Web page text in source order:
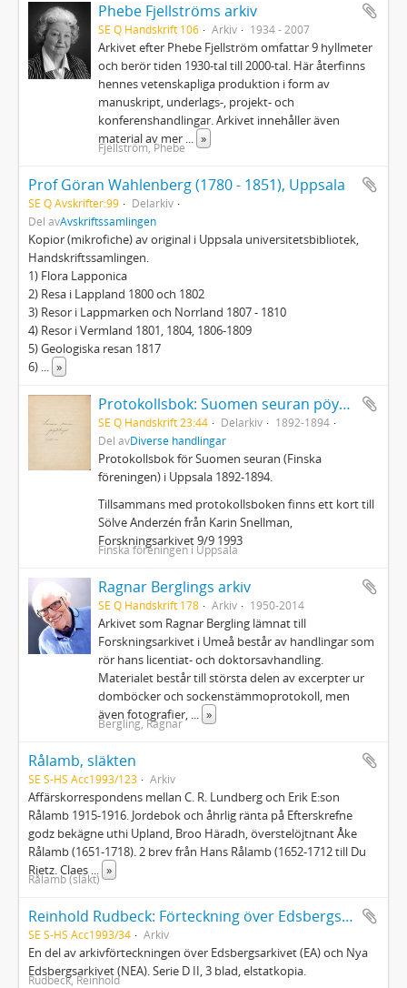
Phebe Fjellströms arkiv
SE Q Handskrift 106 Arkiv 1934 - 2007
Arkivet efter Phebe Fjellström omfattar 9 hyllmeter
och berör tiden 1930‐tal till 2000‐tal. Här återfinns
hennes vetenskapliga produktion i form av
manuskript, underlags‐, projekt‐ och
konferenshandlingar. Arkivet innehåller även
material av mer ... »
Fjellström, Phebe
Prof Göran Wahlenberg (1780 - 1851), Uppsala
SE Q Avskrifter:99
Delarkiv
Del avAvskriftssamlingen
Kopior (mikrofiche) av original i Uppsala universitetsbibliotek,
Handskriftssamlingen.
1) Flora Lapponica
2) Resa i Lappland 1800 och 1802
3) Resor i Lappmarken och Norrland 1807 - 1810
4) Resor i Vermland 1801, 1804, 1806-1809
5) Geologiska resan 1817
6) ... »
Protokollsbok: Suomen seuran pöytäkirjat 1892-1894
SE Q Handskrift 23:44 Delarkiv
1892-1894
Del avDiverse handlingar
Protokollsbok för Suomen seuran (Finska
föreningen) i Uppsala 1892-1894.
Tillsammans med protokollsboken finns ett kort till
Sölve Anderzén från Karin Snellman,
Forskningsarkivet 9/9 1993
Finska föreningen i Uppsala
Ragnar Berglings arkiv
SE Q Handskrift 178 Arkiv 1950-2014
Arkivet som Ragnar Bergling lämnat till
Forskningsarkivet i Umeå består av handlingar som
rör hans licentiat- och doktorsavhandling.
Materialet består till största delen av excerpter ur
domböcker och sockenstämmoprotokoll, men
även fotografier, ... »
Bergling, Ragnar
Rålamb, släkten
SE S-HS Acc1993/123 Arkiv
Affärskorrespondens mellan C. R. Lundberg och Erik E:son
Rålamb 1915-1916. Jordebok och åhrlig ränta på Efterskrefne
godz bekägne uthi Upland, Broo Häradh, överstelöjtnant Åke
Rålamb (1651-1718). 2 brev från Hans Rålamb (1652-1712 till Du
Rietz. Claes ... »
Rålamb (släkt)
Reinhold Rudbeck: Förteckning över Edsbergsarkivet
SE S-HS Acc1993/34 Arkiv
En del av arkivförteckningen över Edsbergsarkivet (EA) och Nya
Edsbergsarkivet (NEA). Serie D II, 3 blad, elstatkopia.
Rudbeck, Reinhold